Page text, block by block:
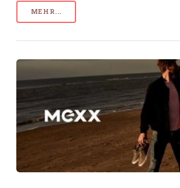
MEHR...